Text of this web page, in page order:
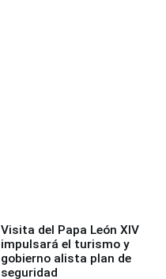
Visita del Papa León XIV
impulsará el turismo y
gobierno alista plan de
seguridad